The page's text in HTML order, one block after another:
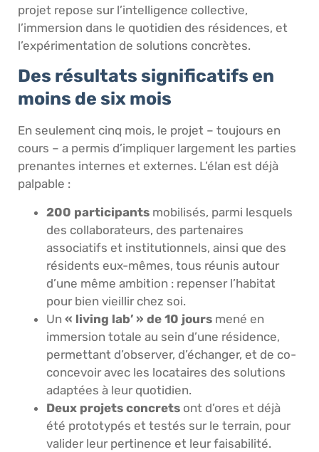
projet repose sur l’intelligence collective,
l’immersion dans le quotidien des résidences, et
l’expérimentation de solutions concrètes.
Des résultats significatifs en
moins de six mois
En seulement cinq mois, le projet – toujours en
cours – a permis d’impliquer largement les parties
prenantes internes et externes. L’élan est déjà
palpable :
200 participants mobilisés, parmi lesquels
des collaborateurs, des partenaires
associatifs et institutionnels, ainsi que des
résidents eux-mêmes, tous réunis autour
d’une même ambition : repenser l’habitat
pour bien vieillir chez soi.
Un « living lab’ » de 10 jours mené en
immersion totale au sein d’une résidence,
permettant d’observer, d’échanger, et de co-
concevoir avec les locataires des solutions
adaptées à leur quotidien.
Deux projets concrets ont d’ores et déjà
été prototypés et testés sur le terrain, pour
valider leur pertinence et leur faisabilité.